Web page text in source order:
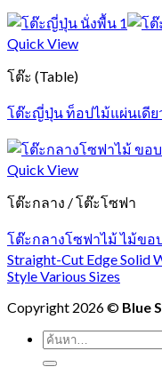
Quick View
โต๊ะ (Table)
โต๊ะญี่ปุ่น ท็อปไม้แผ่นเดีย
Quick View
โต๊ะกลาง / โต๊ะโซฟา
โต๊ะกลางโซฟาไม้ ไม้ขอ
Straight-Cut Edge Solid
Style Various Sizes
Copyright 2026 © Blue
ค้นหา: